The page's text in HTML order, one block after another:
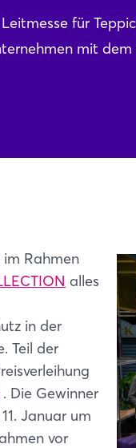
für
mit
Rahmen
alles
in der
Teil der
. Die Gewinner
Januar um
vor